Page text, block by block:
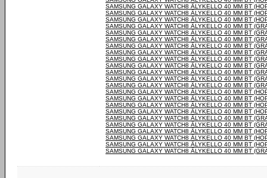
SAMSUNG GALAXY WATCH8 ÄLYKELLO 40 MM BT
SAMSUNG GALAXY WATCH8 ÄLYKELLO 40 MM BT
SAMSUNG GALAXY WATCH8 ÄLYKELLO 40 MM BT
SAMSUNG GALAXY WATCH8 ÄLYKELLO 40 MM BT
SAMSUNG GALAXY WATCH8 ÄLYKELLO 40 MM BT
SAMSUNG GALAXY WATCH8 ÄLYKELLO 40 MM BT
SAMSUNG GALAXY WATCH8 ÄLYKELLO 40 MM BT
SAMSUNG GALAXY WATCH8 ÄLYKELLO 40 MM BT
SAMSUNG GALAXY WATCH8 ÄLYKELLO 40 MM BT
SAMSUNG GALAXY WATCH8 ÄLYKELLO 40 MM BT
SAMSUNG GALAXY WATCH8 ÄLYKELLO 40 MM BT
SAMSUNG GALAXY WATCH8 ÄLYKELLO 40 MM BT
SAMSUNG GALAXY WATCH8 ÄLYKELLO 40 MM BT
SAMSUNG GALAXY WATCH8 ÄLYKELLO 40 MM BT
SAMSUNG GALAXY WATCH8 ÄLYKELLO 40 MM BT
SAMSUNG GALAXY WATCH8 ÄLYKELLO 40 MM BT
SAMSUNG GALAXY WATCH8 ÄLYKELLO 40 MM BT
SAMSUNG GALAXY WATCH8 ÄLYKELLO 40 MM BT
SAMSUNG GALAXY WATCH8 ÄLYKELLO 40 MM BT
SAMSUNG GALAXY WATCH8 ÄLYKELLO 40 MM BT
SAMSUNG GALAXY WATCH8 ÄLYKELLO 40 MM BT
SAMSUNG GALAXY WATCH8 ÄLYKELLO 40 MM BT
SAMSUNG GALAXY WATCH8 ÄLYKELLO 40 MM BT